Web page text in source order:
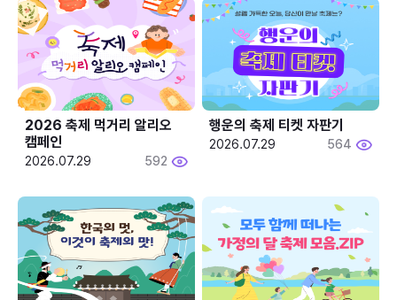
2026 축제 먹거리 알리오
캠페인
2026.07.29 592
행운의 축제 티켓 자판기
2026.07.29 564